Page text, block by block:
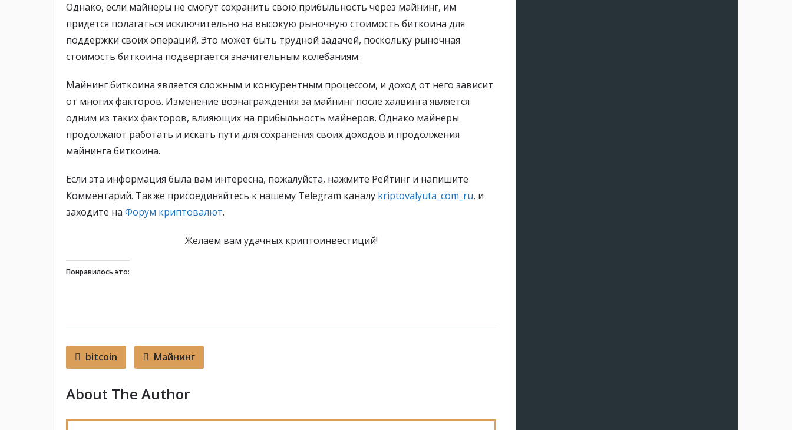
Однако, если майнеры не смогут сохранить свою прибыльность через майнинг, им
придется полагаться исключительно на высокую рыночную стоимость биткоина для
поддержки своих операций. Это может быть трудной задачей, поскольку рыночная
стоимость биткоина подвергается значительным колебаниям.
Майнинг биткоина является сложным и конкурентным процессом, и доход от него зависит
от многих факторов. Изменение вознаграждения за майнинг после халвинга является
одним из таких факторов, влияющих на прибыльность майнеров. Однако майнеры
продолжают работать и искать пути для сохранения своих доходов и продолжения
майнинга биткоина.
Если эта информация была вам интересна, пожалуйста, нажмите Рейтинг и напишите
Комментарий. Также присоединяйтесь к нашему Telegram каналу kriptovalyuta_com_ru, и
заходите на Форум криптовалют.
Желаем вам удачных криптоинвестиций!
Понравилось это:
bitcoin Майнинг
About The Author